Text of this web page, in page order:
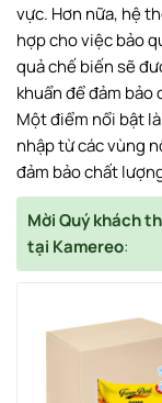
vực. Hơn nữa, hệ
hợp cho việc bảo
quả chế biến sẽ
khuẩn để đảm
Một điểm nổi bật
nhập từ các vùng
đảm bảo chất
Mời Quý khách
tại Kamereo: